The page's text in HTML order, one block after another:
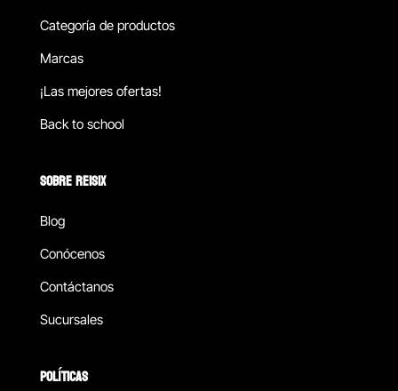
Categoría de productos
Marcas
¡Las mejores ofertas!
Back to school
SOBRE REISIX
Blog
Conócenos
Contáctanos
Sucursales
POLÍTICAS